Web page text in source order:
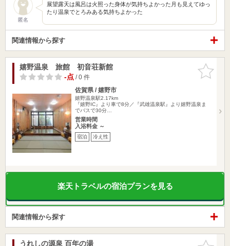
匿名
展望露天は風呂は火照った身体が気持ちよかった月も見えてゆっ
たり温泉でとろみある気持ちよかった
関連情報から探す
お気に入
りに追加
嬉野温泉 旅館 初音荘新館
-点/ 0 件
佐賀県 / 嬉野市
嬉野温泉駅2.17km
『嬉野IC』より車で8分／『武雄温泉駅』より嬉野温泉ま
でバスで30分…
営業時間
入浴料金 ～
宿泊 冷え性
楽天トラベルの宿泊プランを見る
関連情報から探す
お気に入
うれしの源泉 百年の湯